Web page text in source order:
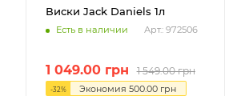
Виски Jack Daniels 1л
Есть в наличии Арт.: 972506
1 049.00грн 1 549.00грн
-32% Экономия 500.00грн